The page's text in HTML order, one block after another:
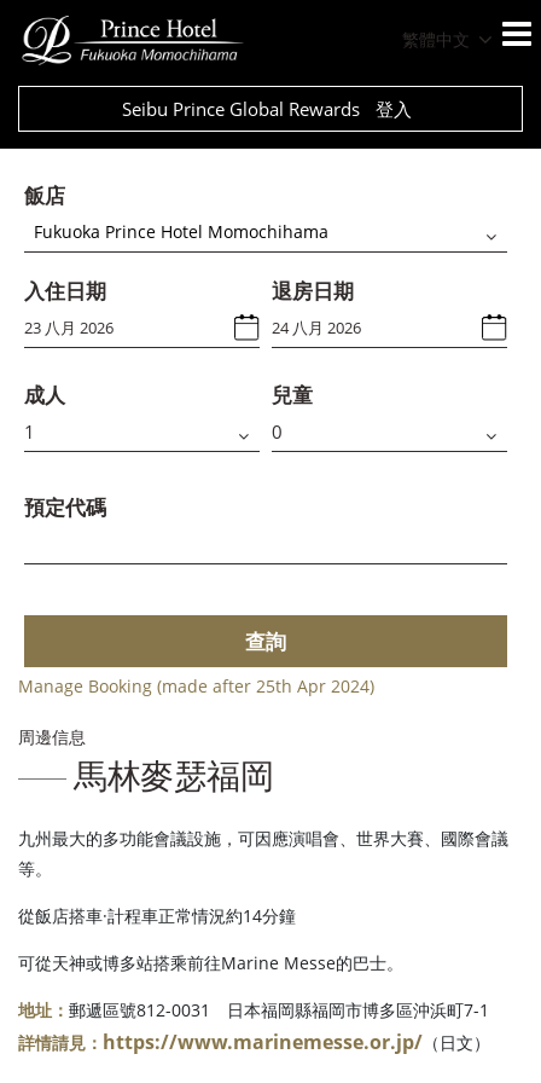
繁體中文
Seibu Prince Global Rewards 登入
飯店
Fukuoka Prince Hotel Momochihama
入住日期 退房日期
成人 兒童
預定代碼
查詢
Manage Booking (made after 25th Apr 2024)
周邊信息
馬林麥瑟福岡
九州最大的多功能會議設施，可因應演唱會、世界大賽、國際會議
等。
從飯店搭車·計程車正常情況約14分鐘
可從天神或博多站搭乘前往Marine Messe的巴士。
地址： 郵遞區號812-0031 日本福岡縣福岡市博多區沖浜町7-1
詳情請見： https://www.marinemesse.or.jp/ （日文）